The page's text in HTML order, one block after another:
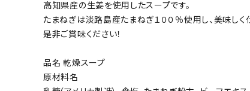
ACCOUNT MENU
ログイン
高知県産の生姜を使用したスープです。
たまねぎは淡路島産たまねぎ１００％使用し、美味しく
是非ご賞味ください！
品名 乾燥スープ
原材料名